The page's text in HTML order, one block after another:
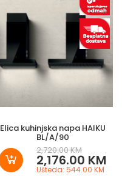
Elica kuhinjska napa HAIKU
BL/A/90
2,720.00 KM
2,176.00 KM
Ušteda: 544.00 KM